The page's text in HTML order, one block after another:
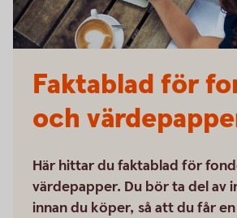
Faktablad för
och
Här hittar du faktablad för
värdepapper. Du bör ta del av
innan du köper, så att du får